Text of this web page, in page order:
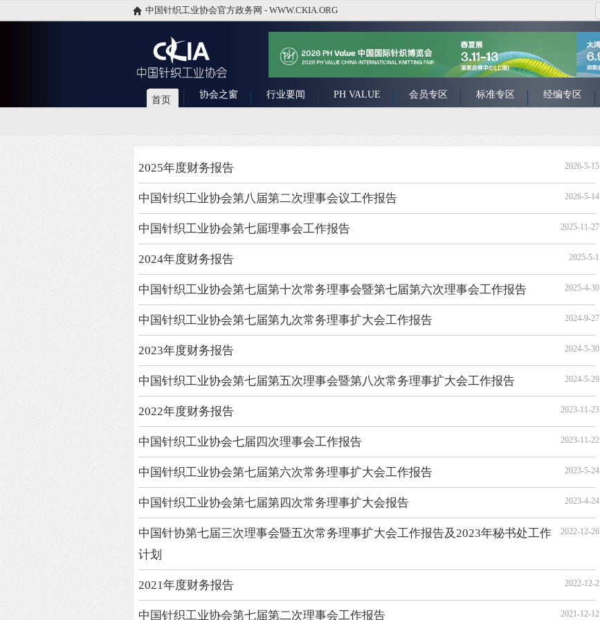
中国针织工业协会官方政务网 - WWW.CKIA.ORG
首页
协会之窗 行业要闻 PH VALUE 会员专区 标准专区 经编专区
2025年度财务报告 2026-5-15
中国针织工业协会第八届第二次理事会议工作报告 2026-5-14
中国针织工业协会第七届理事会工作报告 2025-11-27
2024年度财务报告 2025-5-1
中国针织工业协会第七届第十次常务理事会暨第七届第六次理事会工作报告 2025-4-30
中国针织工业协会第七届第九次常务理事扩大会工作报告 2024-9-27
2023年度财务报告 2024-5-30
中国针织工业协会第七届第五次理事会暨第八次常务理事扩大会工作报告 2024-5-29
2022年度财务报告 2023-11-23
中国针织工业协会七届四次理事会工作报告 2023-11-22
中国针织工业协会第七届第六次常务理事扩大会工作报告 2023-5-24
中国针织工业协会第七届第四次常务理事扩大会报告 2023-4-24
中国针协第七届三次理事会暨五次常务理事扩大会工作报告及2023年秘书处工作
计划
2022-12-26
2021年度财务报告 2022-12-2
中国针织工业协会第七届第二次理事会工作报告 2021-12-12